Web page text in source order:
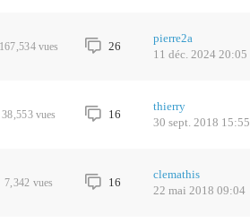
167,534 vues 26
pierre2a
11 déc. 2024 20:05
38,553 vues 16
thierry
30 sept. 2018 15:55
7,342 vues 16
clemathis
22 mai 2018 09:04